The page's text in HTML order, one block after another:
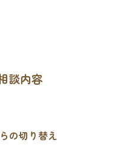
談内容
の切り替え